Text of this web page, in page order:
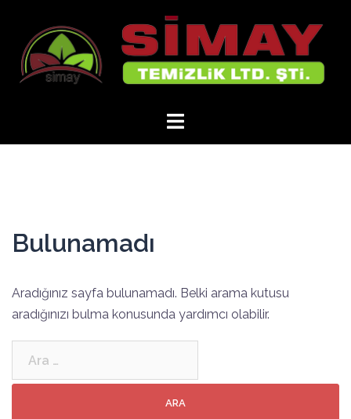
Bulunamadı
Aradığınız sayfa bulunamadı. Belki arama kutusu
aradığınızı bulma konusunda yardımcı olabilir.